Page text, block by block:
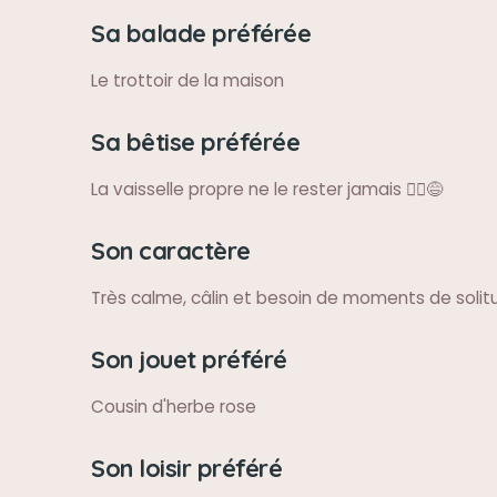
Sa balade préférée
Le trottoir de la maison
Sa bêtise préférée
La vaisselle propre ne le rester jamais 🤷‍♀️😅
Son caractère
Très calme, câlin et besoin de moments de
Son jouet préféré
Cousin d'herbe rose
Son loisir préféré